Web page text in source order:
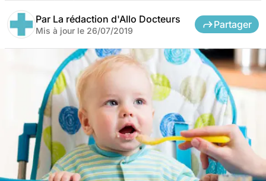
Par La rédaction d'Allo Docteurs
Mis à jour le 26/07/2019
Partager